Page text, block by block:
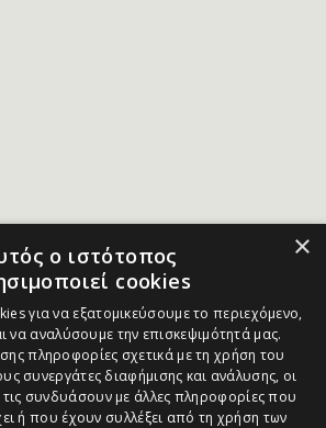
×
ο ιστότοπος
cookies
για να εξατομικεύσουμε το περιεχόμενο,
να αναλύσουμε την επισκεψιμότητά μας.
πληροφορίες σχετικά με τη χρήση του
συνεργάτες διαφήμισης και ανάλυσης, οι
τις συνδυάσουν με άλλες πληροφορίες που
ή που έχουν συλλέξει από τη χρήση των